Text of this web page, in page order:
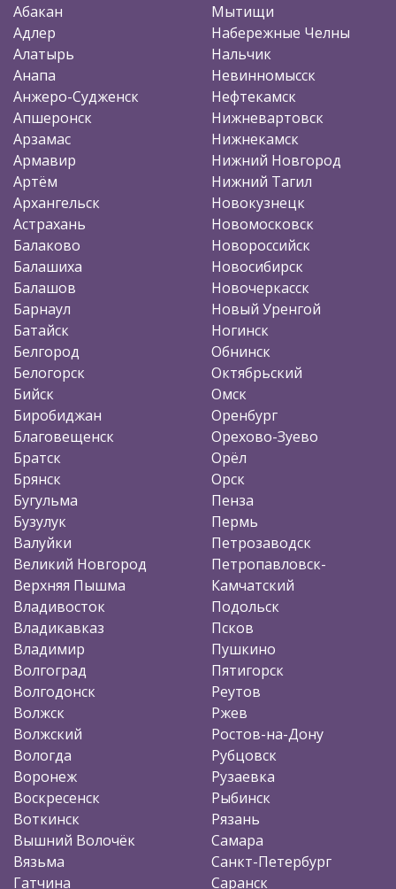
Абакан
Адлер
Алатырь
Анапа
Анжеро-Судженск
Апшеронск
Арзамас
Армавир
Артём
Архангельск
Астрахань
Балаково
Балашиха
Балашов
Барнаул
Батайск
Белгород
Белогорск
Бийск
Биробиджан
Благовещенск
Братск
Брянск
Бугульма
Бузулук
Валуйки
Великий Новгород
Верхняя Пышма
Владивосток
Владикавказ
Владимир
Волгоград
Волгодонск
Волжск
Волжский
Вологда
Воронеж
Воскресенск
Воткинск
Вышний Волочёк
Вязьма
Гатчина
Мытищи
Набережные Челны
Нальчик
Невинномысск
Нефтекамск
Нижневартовск
Нижнекамск
Нижний Новгород
Нижний Тагил
Новокузнецк
Новомосковск
Новороссийск
Новосибирск
Новочеркасск
Новый Уренгой
Ногинск
Обнинск
Октябрьский
Омск
Оренбург
Орехово-Зуево
Орёл
Орск
Пенза
Пермь
Петрозаводск
Петропавловск-
Камчатский
Подольск
Псков
Пушкино
Пятигорск
Реутов
Ржев
Ростов-на-Дону
Рубцовск
Рузаевка
Рыбинск
Рязань
Самара
Санкт-Петербург
Саранск